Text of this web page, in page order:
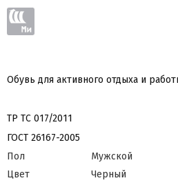
Обувь для активного отдыха и
ТР ТС 017/2011
ГОСТ 26167-2005
Пол
Мужской
Цвет
Черный